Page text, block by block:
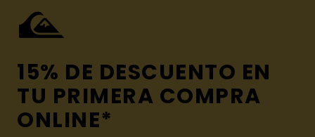
15% DE DESCUENTO EN
TU PRIMERA COMPRA
ONLINE*